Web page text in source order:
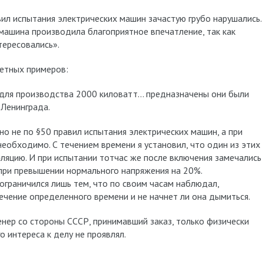
испытания электрических машин зачастую грубо нарушались.
производила благоприятное впечатление, так как
примеров:
производства 2000 киловатт… предназначены они были
не по §50 правил испытания электрических машин, а при
С течением времени я установил, что один из этих
И при испытании тотчас же после включения замечались
превышении нормального напряжения на 20%.
лишь тем, что по своим часам наблюдал,
определенного времени и не начнет ли она дымиться.
со стороны СССР, принимавший заказ, только физически
интереса к делу не проявлял.